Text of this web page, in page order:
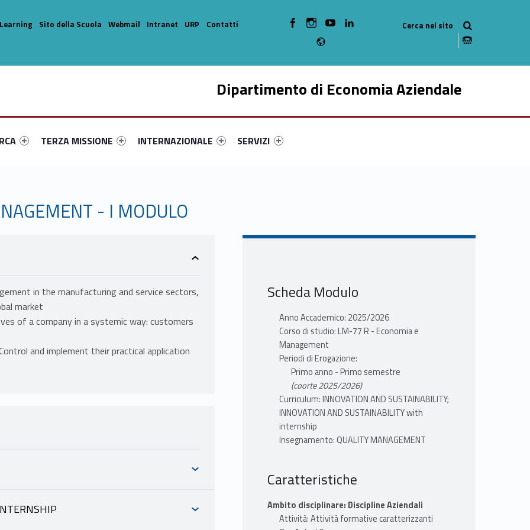
Dipartimento di Economia Aziendale
primary-74254-14
#link-menu-primary-1043-33
Link identifier #link-menu-primary-20656-44
TERZA MISSIONE
Link identifier #link-menu-primary-34672-49
INTERNAZIONALE
Link identifier #link-menu-primary-13363-59
SERVIZI
Sito della Scuola Webmail Intranet URP
Contatti
WebMan on Facebook
WebMan on Instagram
WebMan on Youtube
- I MODULO
in the manufacturing and service sectors,
market
of a company in a systemic way: customers
and implement their practical application
Scheda Modulo
Anno Accademico: 2025/2026
Corso di studio: LM-77 R - Economia e
Management
Periodi di Erogazione:
Primo anno - Primo semestre
(coorte 2025/2026)
Curriculum: INNOVATION AND SUSTAINABILITY;
INNOVATION AND SUSTAINABILITY with
internship
Insegnamento: QUALITY MANAGEMENT
Caratteristiche
Ambito disciplinare: Discipline Aziendali
Attività: Attività formative caratterizzanti